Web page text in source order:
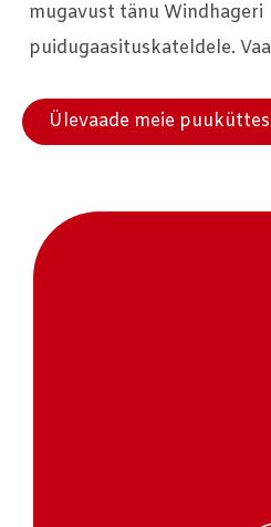
mugavust tänu Windhageri
puidugaasituskateldele.
Ülevaade meie